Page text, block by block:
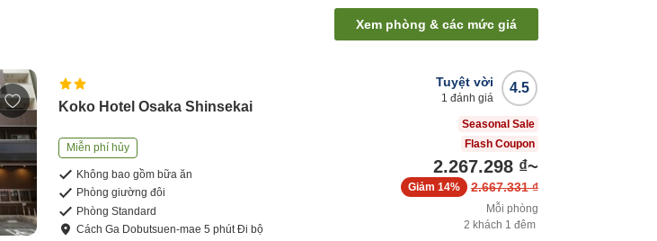
Xem phòng & các mức giá
Koko Hotel Osaka Shinsekai
Miễn phí hủy
Không bao gồm bữa ăn
Phòng giường đôi
Phòng Standard
CáchGa Dobutsuen-mae 5 phútĐi bộ
4.5
Tuyệt vời
1 đánh giá
Seasonal Sale
Flash Coupon
2.267.298 ₫~
2.667.331 ₫
Giảm 14%
Mỗi phòng
2 khách 1 đêm